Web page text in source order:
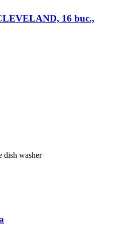
16 buc.,
dish washer